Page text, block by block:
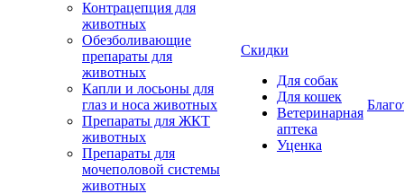
Контрацепция для
животных
Обезболивающие
препараты для
животных
Капли и лосьоны для
глаз и носа животных
Препараты для ЖКТ
животных
Препараты для
мочеполовой системы
животных
Скидки
Для собак
Для кошек
Ветеринарная
аптека
Уценка